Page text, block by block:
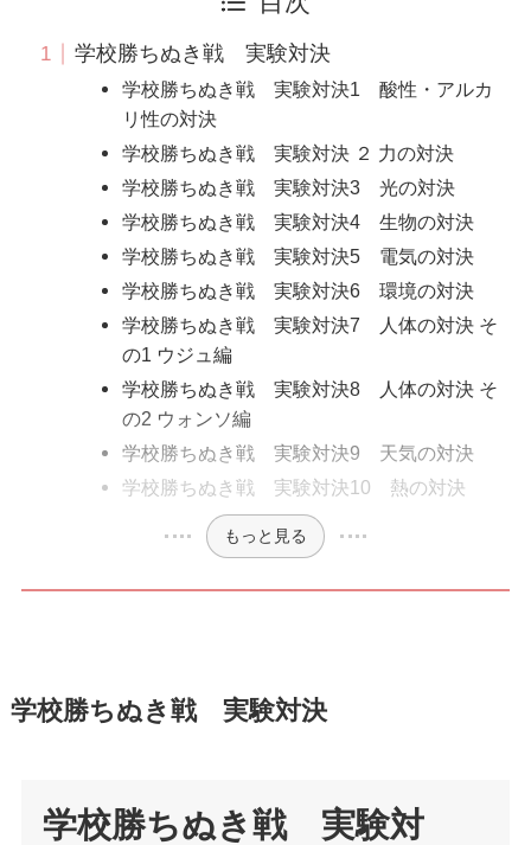
学校勝ちぬき戦 実験対決
学校勝ちぬき戦 実験対決1 酸性・アルカ
リ性の対決
学校勝ちぬき戦 実験対決 ２ 力の対決
学校勝ちぬき戦 実験対決3 光の対決
学校勝ちぬき戦 実験対決4 生物の対決
学校勝ちぬき戦 実験対決5 電気の対決
学校勝ちぬき戦 実験対決6 環境の対決
学校勝ちぬき戦 実験対決7 人体の対決 そ
の1 ウジュ編
学校勝ちぬき戦 実験対決8 人体の対決 そ
の2 ウォンソ編
学校勝ちぬき戦 実験対決9 天気の対決
学校勝ちぬき戦 実験対決10 熱の対決
もっと見る
学校勝ちぬき戦 実験対決
学校勝ちぬき戦 実験対